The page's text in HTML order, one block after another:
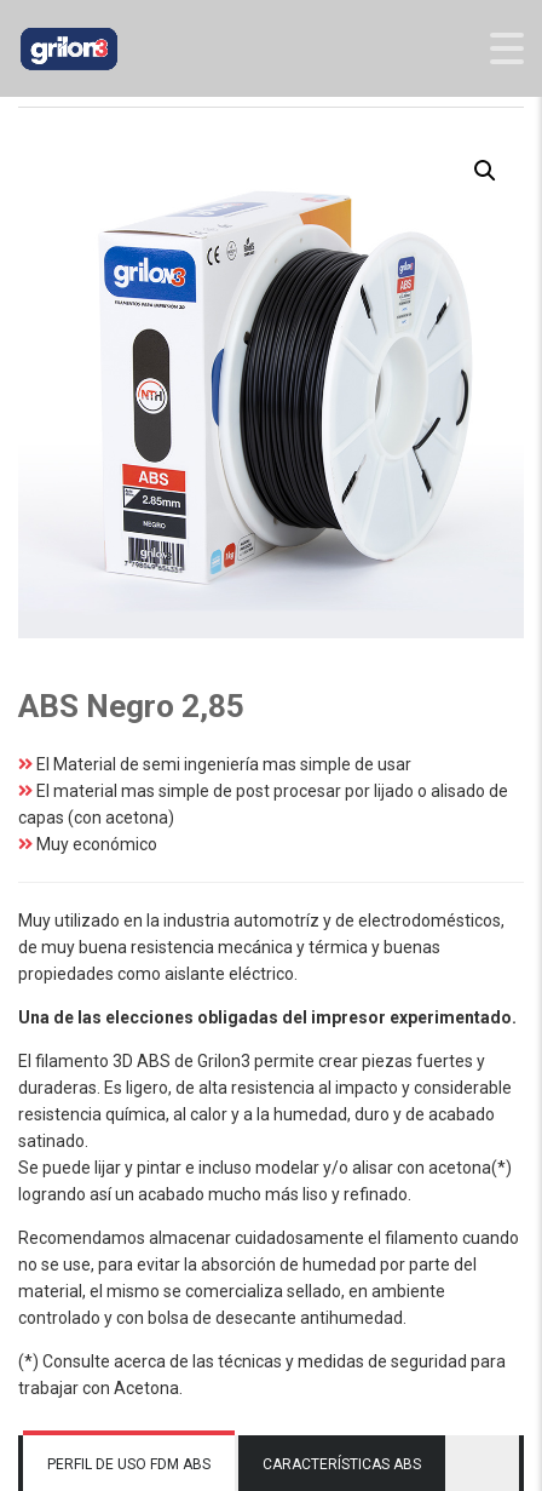
ABS Negro 2,85
El Material de semi ingeniería mas simple de usar
El material mas simple de post procesar por lijado o alisado de
capas (con acetona)
Muy económico
Muy utilizado en la industria automotríz y de electrodomésticos,
de muy buena resistencia mecánica y térmica y buenas
propiedades como aislante eléctrico.
Una de las elecciones obligadas del impresor experimentado.
El filamento 3D ABS de Grilon3 permite crear piezas fuertes y
duraderas. Es ligero, de alta resistencia al impacto y considerable
resistencia química, al calor y a la humedad, duro y de acabado
satinado.
Se puede lijar y pintar e incluso modelar y/o alisar con acetona(*)
logrando así un acabado mucho más liso y refinado.
Recomendamos almacenar cuidadosamente el filamento cuando
no se use, para evitar la absorción de humedad por parte del
material, el mismo se comercializa sellado, en ambiente
controlado y con bolsa de desecante antihumedad.
(*) Consulte acerca de las técnicas y medidas de seguridad para
trabajar con Acetona.
PERFIL DE USO FDM ABS CARACTERÍSTICAS ABS